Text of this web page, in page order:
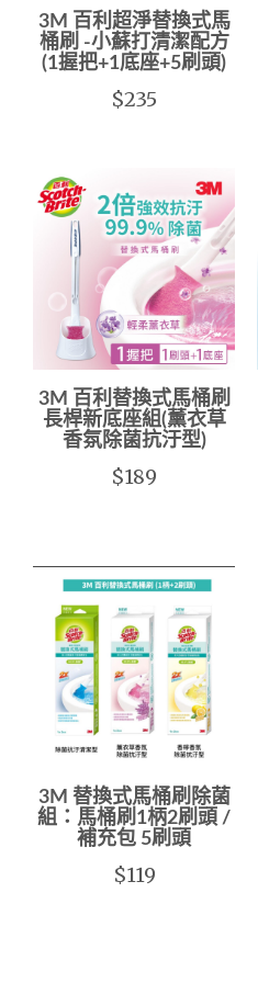
3M 百利超淨替換式馬
桶刷 -小蘇打清潔配方
(1握把+1底座+5刷頭)
$235
3M 百利替換式馬桶刷
長桿新底座組(薰衣草
香氛除菌抗汙型)
$189
3M 替換式馬桶刷除菌
組：馬桶刷1柄2刷頭 /
補充包 5刷頭
$119